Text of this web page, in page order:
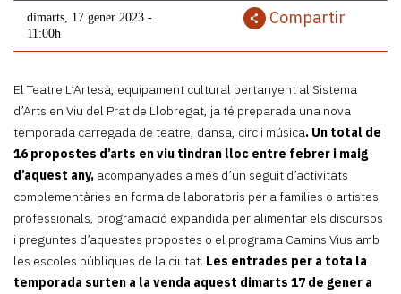
dimarts, 17 gener 2023 -
11:00h
Compartir
El Teatre L’Artesà, equipament cultural pertanyent al Sistema
d’Arts en Viu del Prat de Llobregat, ja té preparada una nova
temporada carregada de teatre, dansa, circ i música. Un total de
16 propostes d’arts en viu tindran lloc entre febrer i maig
d’aquest any, acompanyades a més d’un seguit d’activitats
complementàries en forma de laboratoris per a famílies o artistes
professionals, programació expandida per alimentar els discursos
i preguntes d’aquestes propostes o el programa Camins Vius amb
les escoles públiques de la ciutat. Les entrades per a tota la
temporada surten a la venda aquest dimarts 17 de gener a